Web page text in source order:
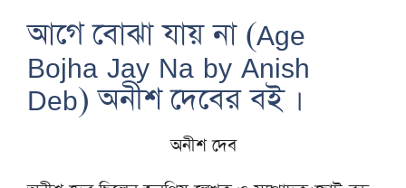
আগে বোঝা যায় না (Age
Bojha Jay Na by Anish
Deb) অনীশ দেবের বই ।
অনীশ দেব